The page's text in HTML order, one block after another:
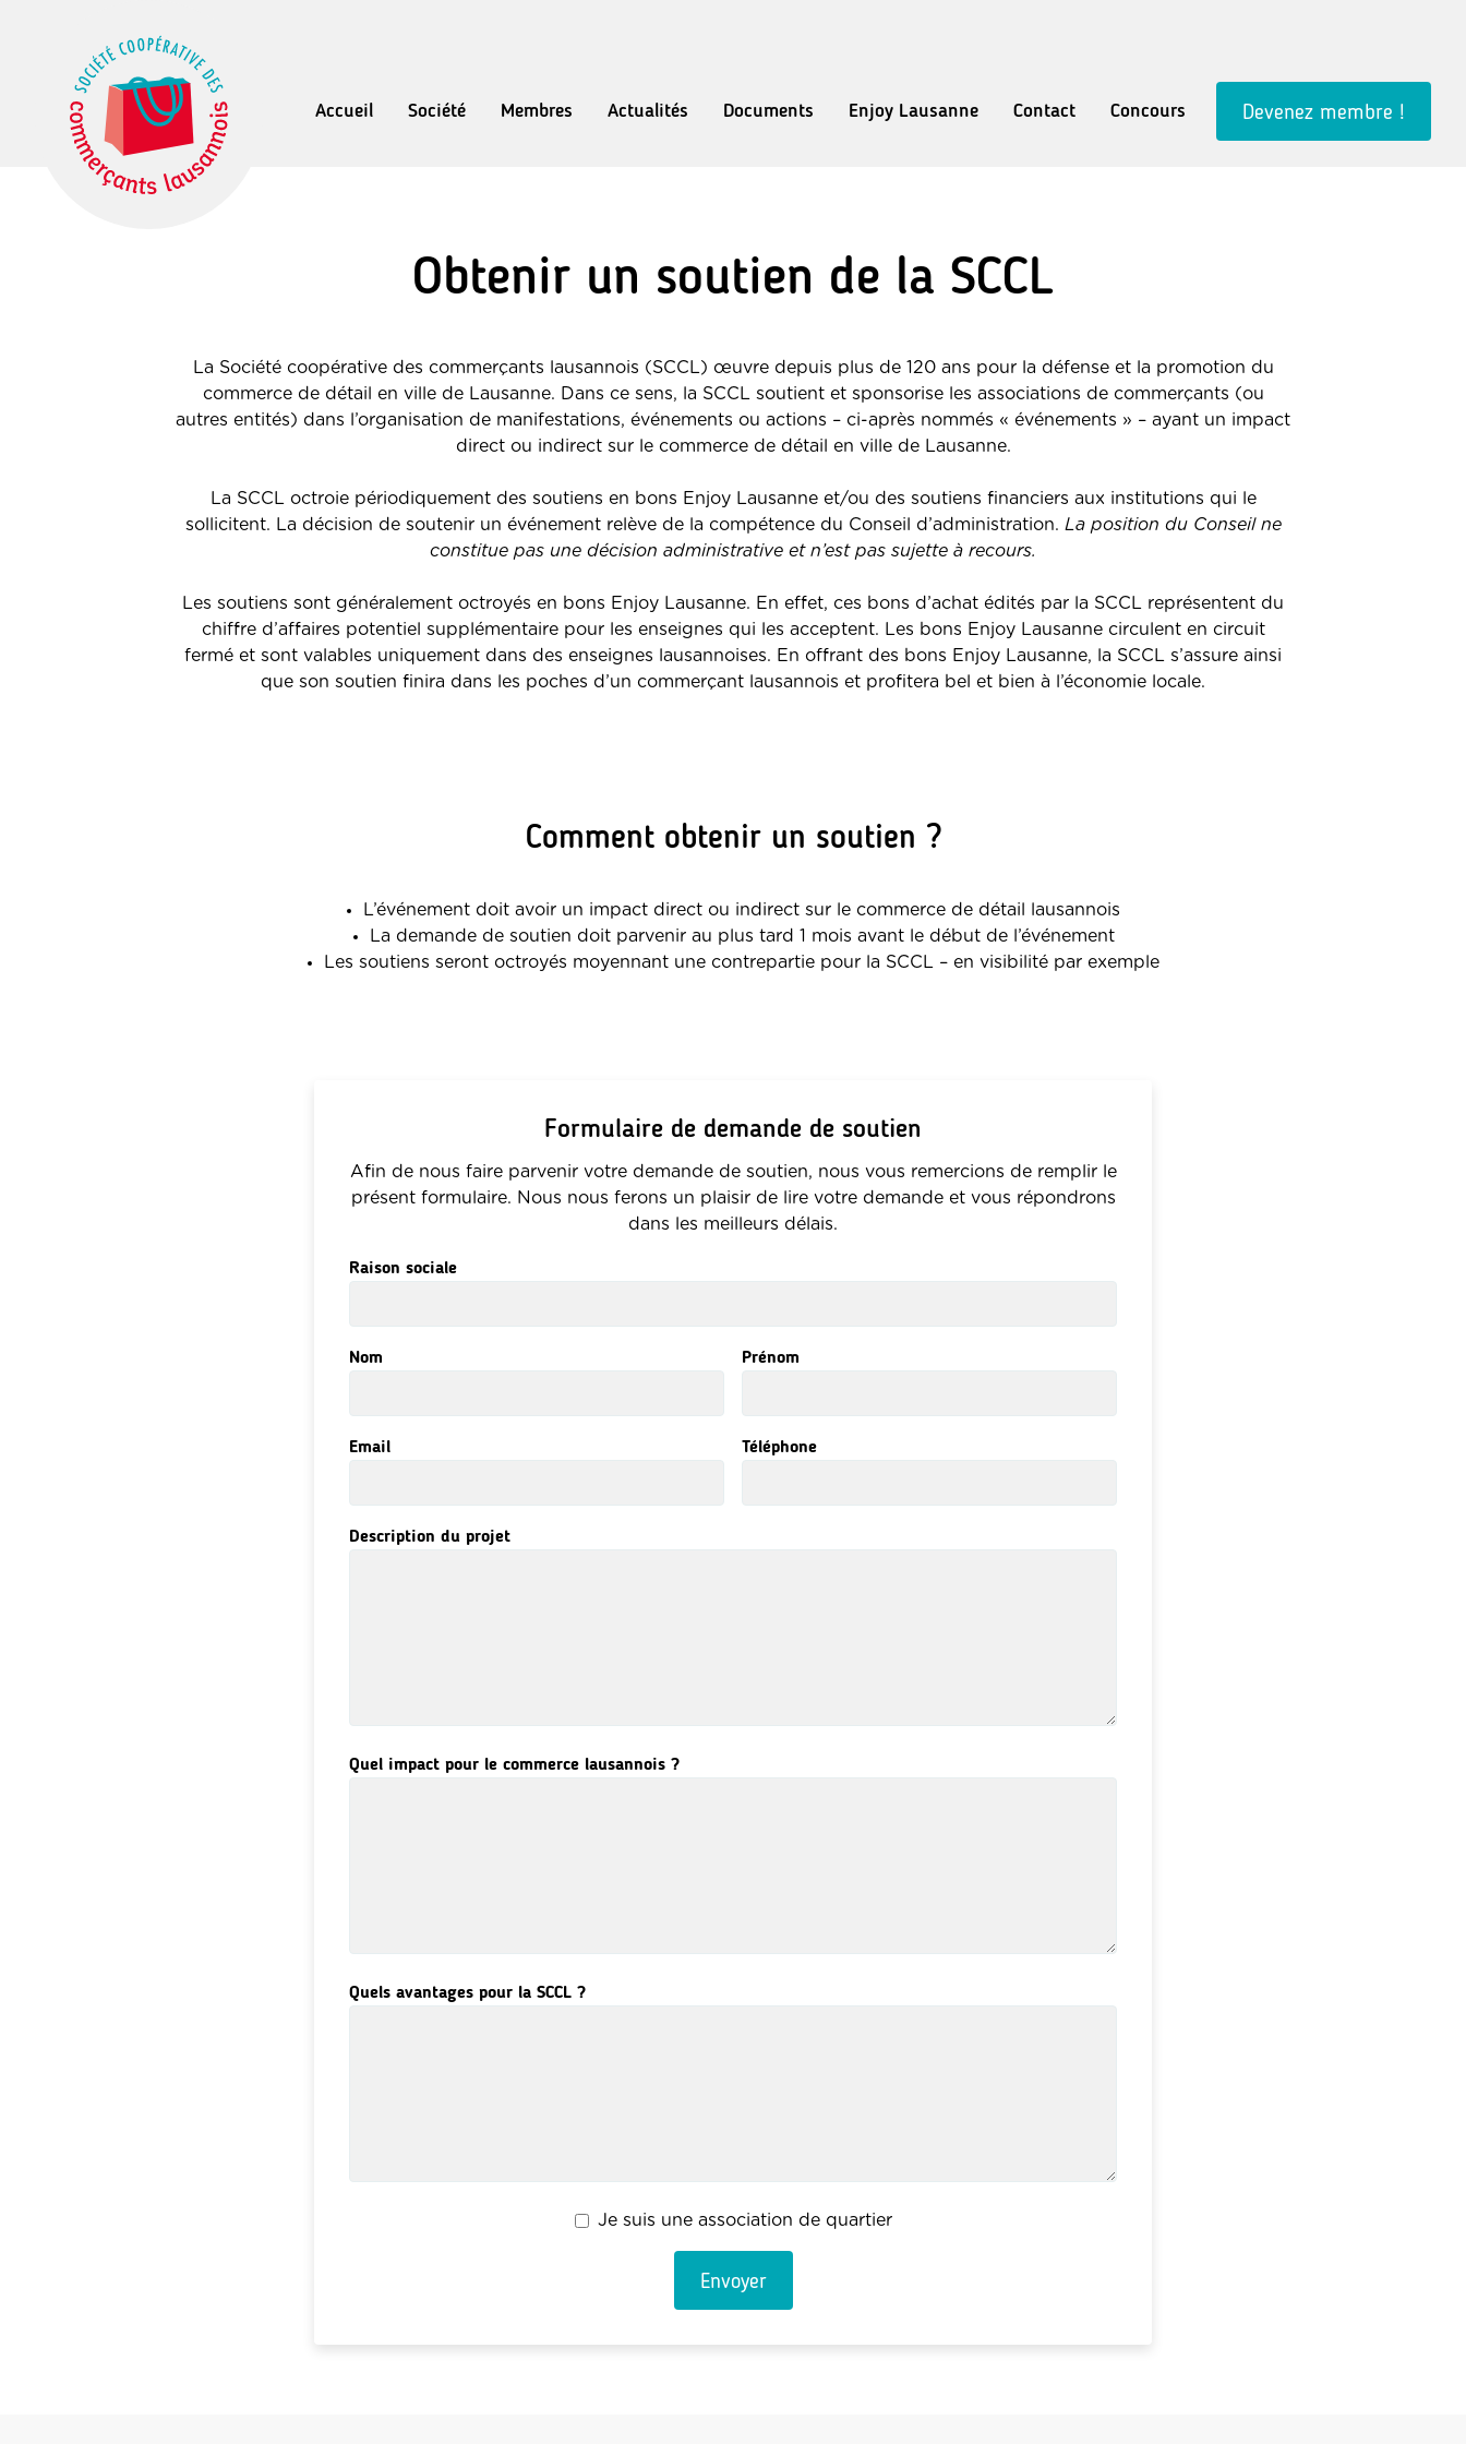
Accueil Société Membres Actualités Documents Enjoy Lausanne Contact Concours Devenez membre !
Obtenir un soutien de la SCCL
La Société coopérative des commerçants lausannois (SCCL) œuvre depuis plus de 120 ans pour la défense et la promotion du
commerce de détail en ville de Lausanne. Dans ce sens, la SCCL soutient et sponsorise les associations de commerçants (ou
autres entités) dans l’organisation de manifestations, événements ou actions – ci-après nommés « événements » – ayant un impact
direct ou indirect sur le commerce de détail en ville de Lausanne.
La SCCL octroie périodiquement des soutiens en bons Enjoy Lausanne et/ou des soutiens financiers aux institutions qui le
sollicitent. La décision de soutenir un événement relève de la compétence du Conseil d’administration. La position du Conseil ne
constitue pas une décision administrative et n’est pas sujette à recours.
Les soutiens sont généralement octroyés en bons Enjoy Lausanne. En effet, ces bons d’achat édités par la SCCL représentent du
chiffre d’affaires potentiel supplémentaire pour les enseignes qui les acceptent. Les bons Enjoy Lausanne circulent en circuit
fermé et sont valables uniquement dans des enseignes lausannoises. En offrant des bons Enjoy Lausanne, la SCCL s’assure ainsi
que son soutien finira dans les poches d’un commerçant lausannois et profitera bel et bien à l’économie locale.
Comment obtenir un soutien ?
L’événement doit avoir un impact direct ou indirect sur le commerce de détail lausannois
La demande de soutien doit parvenir au plus tard 1 mois avant le début de l’événement
Les soutiens seront octroyés moyennant une contrepartie pour la SCCL – en visibilité par exemple
Formulaire de demande de soutien
Afin de nous faire parvenir votre demande de soutien, nous vous remercions de remplir le
présent formulaire. Nous nous ferons un plaisir de lire votre demande et vous répondrons
dans les meilleurs délais.
Raison sociale
Nom Prénom
Email Téléphone
Description du projet
Quel impact pour le commerce lausannois ?
Quels avantages pour la SCCL ?
Je suis une association de quartier
Envoyer